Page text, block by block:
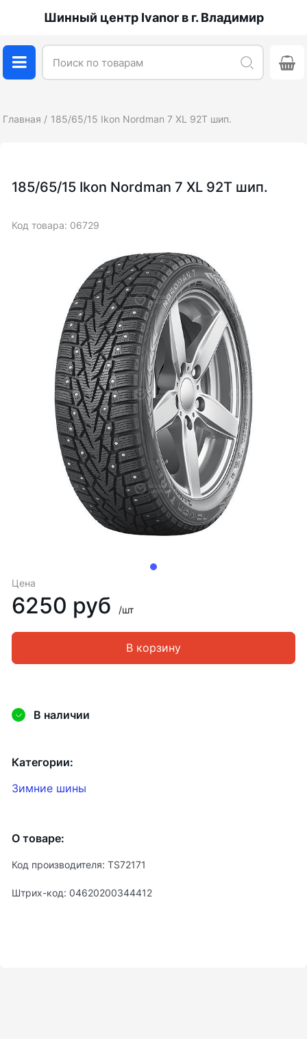
Шинный центр Ivanor в г. Владимир
Главная 185/65/15 Ikon Nordman 7 XL 92T шип.
Цена
6250 руб /шт
В корзину
185/65/15 Ikon Nordman 7 XL 92T шип.
Код товара: 06729
Категории:
Зимние шины
О товаре:
Код производителя: TS72171
Штрих-код: 04620200344412
В наличии